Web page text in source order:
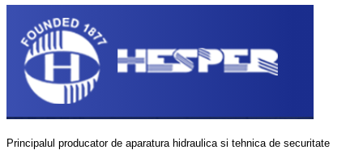
Principalul producator de aparatura hidraulica si tehnica de securitate